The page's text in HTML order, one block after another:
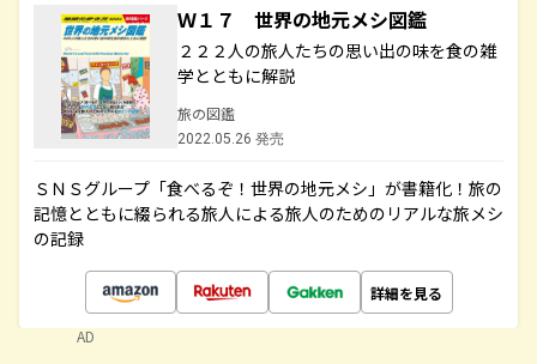
Ｗ１７ 世界の地元メシ図鑑
２２２人の旅人たちの思い出の味を食の雑
学とともに解説
旅の図鑑
2022.05.26 発売
ＳＮＳグループ「食べるぞ！世界の地元メシ」が書籍化！旅の
記憶とともに綴られる旅人による旅人のためのリアルな旅メシ
の記録
詳細を見る
AD